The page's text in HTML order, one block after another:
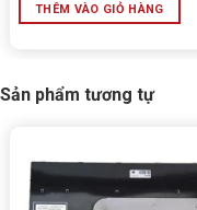
THÊM VÀO GIỎ HÀNG
Sản phẩm tương tự